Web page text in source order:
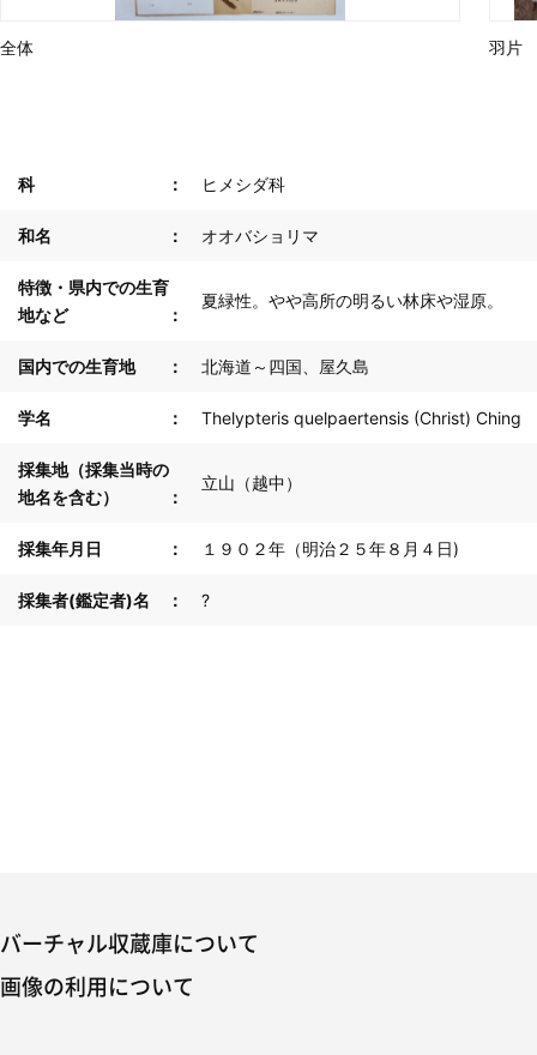
全体 羽片
科 ヒメシダ科
和名 オオバショリマ
特徴・県内での生育
地など
夏緑性。やや高所の明るい林床や湿原。
国内での生育地 北海道～四国、屋久島
学名 Thelypteris quelpaertensis (Christ) Ching
採集地（採集当時の
地名を含む）
立山（越中）
採集年月日 １９０２年（明治２５年８月４日)
採集者(鑑定者)名 ?
バーチャル収蔵庫について
画像の利用について